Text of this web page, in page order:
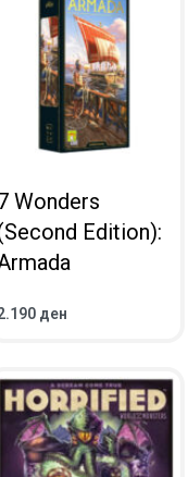
Wonders
Edition):
ден
КОШНИЧКА